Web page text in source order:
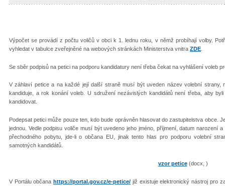
Výpočet se provádí z počtu voličů v obci k 1. lednu roku, v němž probíhají volby.
vyhledat v tabulce zveřejněné na webových stránkách Ministerstva vnitra ZDE
Se sběr podpisů na petici na podporu kandidatury není třeba čekat na vyhlášení voleb
V záhlaví petice a na každé její další straně musí být uveden název volební strany,
kandiduje, a rok konání voleb. U sdružení nezávislých kandidátů není třeba, aby
kandidovat.
Podepsat petici může pouze ten, kdo bude oprávněn hlasovat do zastupitelstva obce.
jednou. Vedle podpisu voliče musí být uvedeno jeho jméno, příjmení, datum narození
přechodného pobytu, jde-li o občana EU, jinak tento hlas pro podporu volební
samotných kandidátů.
vzor petice(docx, )
V Portálu občanahttps://portal.gov.cz/e-petice/ již existuje elektronický nástroj pro